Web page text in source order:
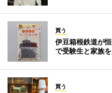
買う
伊豆箱根鉄道が
で受験生と家族
買う